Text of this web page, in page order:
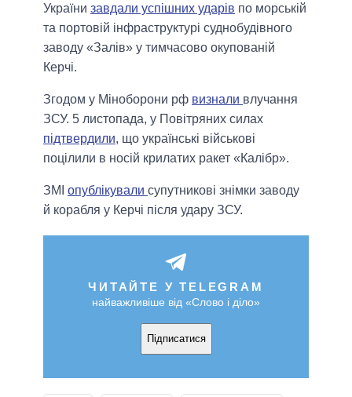
України завдали успішних ударів по морській
та портовій інфраструктурі суднобудівного
заводу «Залів» у тимчасово окупованій
Керчі.
Згодом у Міноборони рф визнали влучання
ЗСУ. 5 листопада, у Повітряних силах
підтвердили, що українські військові
поцілили в носій крилатих ракет «Калібр».
ЗМІ опублікували супутникові знімки заводу
й корабля у Керчі після удару ЗСУ.
ЧИТАЙТЕ У TELEGRAM
найважливіше від «Слово і діло»
Підписатися